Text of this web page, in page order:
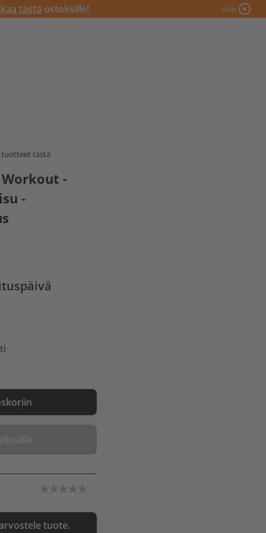
tästä ostoksille! sulje
tästä
-
-
tuote.